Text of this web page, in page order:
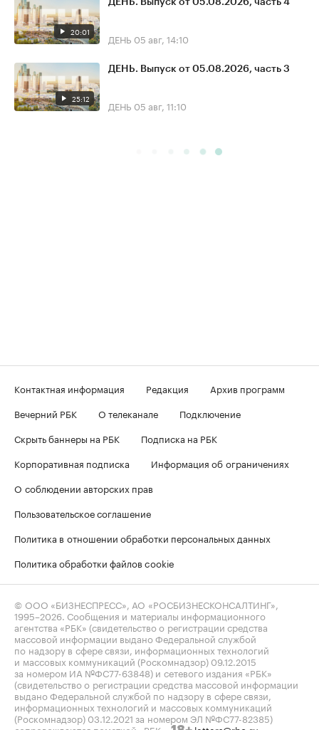
20:01
ДЕНЬ. Выпуск от 05.08.2026, часть 4
ДЕНЬ 05 авг, 14:10
25:12
ДЕНЬ. Выпуск от 05.08.2026, часть 3
ДЕНЬ 05 авг, 11:10
Контактная информация Редакция
Архив программ
Вечерний РБК
О телеканале
Подключение
Скрыть баннеры на РБК
Подписка на РБК
Корпоративная подписка
Информация об ограничениях
О соблюдении авторских прав
Пользовательское соглашение
Политика в отношении обработки персональных данных
Политика обработки файлов cookie
© ООО «БИЗНЕСПРЕСС», АО «РОСБИЗНЕСКОНСАЛТИНГ»,
1995–2026 . Сообщения и материалы информационного
агентства «РБК» (свидетельство о регистрации средства
массовой информации выдано Федеральной службой
по надзору в сфере связи, информационных технологий
и массовых коммуникаций (Роскомнадзор) 09.12.2015
за номером ИА №ФС77-63848) и сетевого издания «РБК»
(свидетельство о регистрации средства массовой информации
выдано Федеральной службой по надзору в сфере связи,
информационных технологий и массовых коммуникаций
(Роскомнадзор) 03.12.2021 за номером ЭЛ №ФС77-82385)